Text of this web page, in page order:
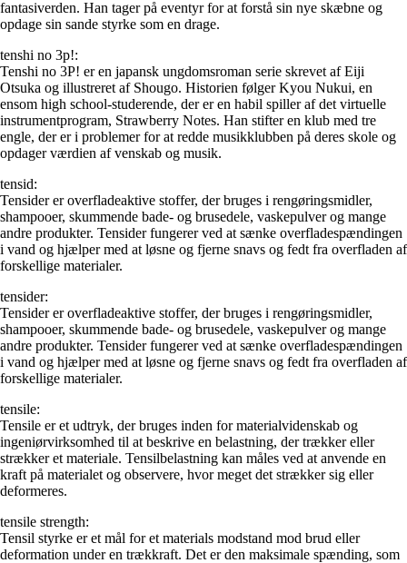
fantasiverden. Han tager på eventyr for at forstå sin nye skæbne og
opdage sin sande styrke som en drage.
tenshi no 3p!:
Tenshi no 3P! er en japansk ungdomsroman serie skrevet af Eiji
Otsuka og illustreret af Shougo. Historien følger Kyou Nukui, en
ensom high school-studerende, der er en habil spiller af det virtuelle
instrumentprogram, Strawberry Notes. Han stifter en klub med tre
engle, der er i problemer for at redde musikklubben på deres skole og
opdager værdien af ​​venskab og musik.
tensid:
Tensider er overfladeaktive stoffer, der bruges i rengøringsmidler,
shampooer, skummende bade- og brusedele, vaskepulver og mange
andre produkter. Tensider fungerer ved at sænke overfladespændingen
i vand og hjælper med at løsne og fjerne snavs og fedt fra overfladen af
​​forskellige materialer.
tensider:
Tensider er overfladeaktive stoffer, der bruges i rengøringsmidler,
shampooer, skummende bade- og brusedele, vaskepulver og mange
andre produkter. Tensider fungerer ved at sænke overfladespændingen
i vand og hjælper med at løsne og fjerne snavs og fedt fra overfladen af
​​forskellige materialer.
tensile:
Tensile er et udtryk, der bruges inden for materialvidenskab og
ingeniørvirksomhed til at beskrive en belastning, der trækker eller
strækker et materiale. Tensilbelastning kan måles ved at anvende en
kraft på materialet og observere, hvor meget det strækker sig eller
deformeres.
tensile strength:
Tensil styrke er et mål for et materials modstand mod brud eller
deformation under en trækkraft. Det er den maksimale spænding, som